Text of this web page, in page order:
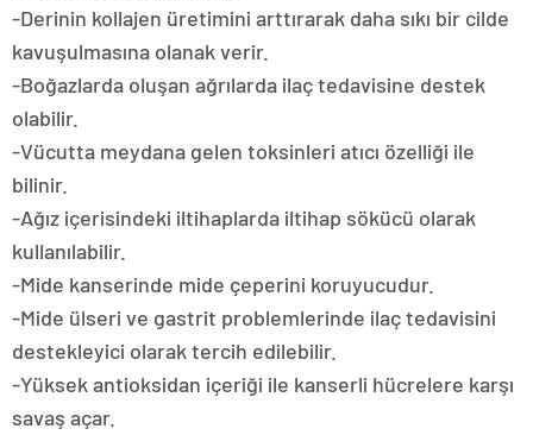
-Derinin kollajen üretimini arttırarak daha sıkı bir cilde
kavuşulmasına olanak verir.
-Boğazlarda oluşan ağrılarda ilaç tedavisine destek
olabilir.
-Vücutta meydana gelen toksinleri atıcı özelliği ile
bilinir.
-Ağız içerisindeki iltihaplarda iltihap sökücü olarak
kullanılabilir.
-Mide kanserinde mide çeperini koruyucudur.
-Mide ülseri ve gastrit problemlerinde ilaç tedavisini
destekleyici olarak tercih edilebilir.
-Yüksek antioksidan içeriği ile kanserli hücrelere karşı
savaş açar.